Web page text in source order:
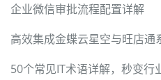
企业微信审批流程配置详解
高效集成金蝶云星空与旺店通
50个常见IT术语详解，秒变行